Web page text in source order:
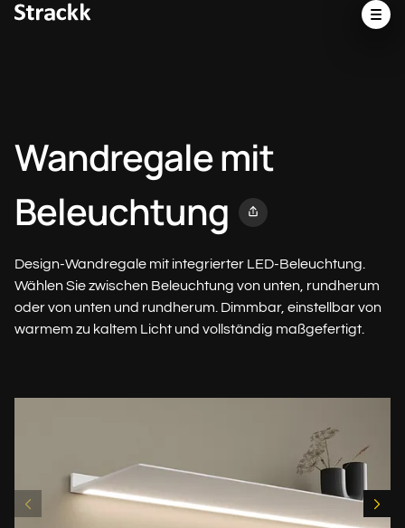
Wandregale mit
Beleuchtung
Design-Wandregale mit integrierter LED-Beleuchtung.
Wählen Sie zwischen Beleuchtung von unten, rundherum
oder von unten und rundherum. Dimmbar, einstellbar von
warmem zu kaltem Licht und vollständig maßgefertigt.